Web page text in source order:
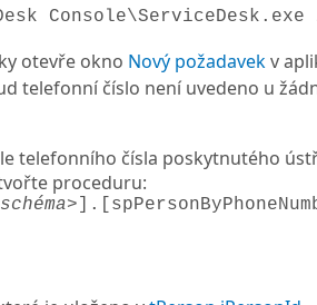
otevře okno Nový požadavekv
telefonní číslo není uvedeno u
telefonního čísla poskytnutého
proceduru: